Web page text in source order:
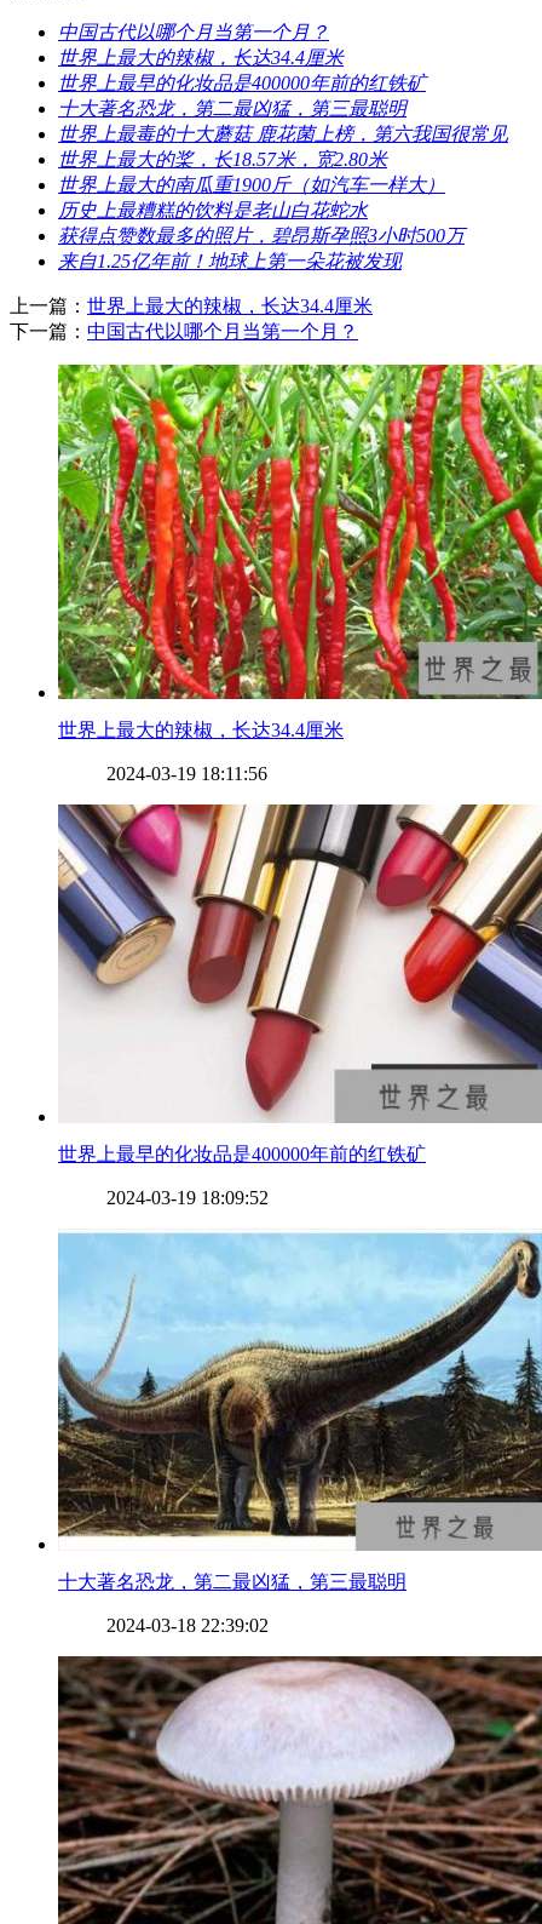
​中国古代以哪个月当第一个月？
​世界上最大的辣椒，长达34.4厘米
​世界上最早的化妆品是400000年前的红铁矿
​十大著名恐龙，第二最凶猛，第三最聪明
​世界上最毒的十大蘑菇 鹿花菌上榜，第六我国很常见
​世界上最大的桨，长18.57米，宽2.80米
​世界上最大的南瓜重1900斤（如汽车一样大）
​历史上最糟糕的饮料是老山白花蛇水
​获得点赞数最多的照片，碧昂斯孕照3小时500万
​来自1.25亿年前！地球上第一朵花被发现
上一篇： ​世界上最大的辣椒，长达34.4厘米
下一篇： ​中国古代以哪个月当第一个月？
​世界上最大的辣椒，长达34.4厘米
2024-03-19 18:11:56
​世界上最早的化妆品是400000年前的红铁矿
2024-03-19 18:09:52
​十大著名恐龙，第二最凶猛，第三最聪明
2024-03-18 22:39:02